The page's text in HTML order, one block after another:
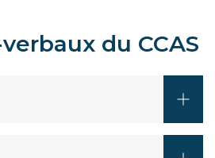
du CCAS